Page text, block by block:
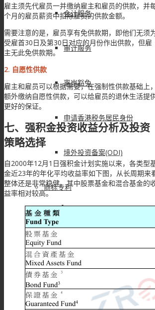
会计服务
审计服务
离岸豁免
申请香港税务居民身份
境外投资备案(ODI)
商标专利
注册中国商标
注册欧盟商标
雇主须先代雇员一并缴纳雇主和雇员的供款，并
个月的雇员薪资中扣除雇员的供款金额。
需要注意的是，雇员享有免供款期，即他们无须
受雇首30日及第30日对应的月份作出供款，但雇
主无此免供款期。
2. 自愿性供款
雇主和雇员可以根据需要，在强制性供款基础上，
额外缴纳自愿性供款，可以给雇员的退休生活提
更好的保证。
七、强积金投资收益分析及投资
策略选择
自2000年12月1日强积金计划实施以来，各类型
金近23年的年化平均收益率如下图，从长周期来
整体还是非常稳健，其中股票基金和混合基金的
益率相对较高。